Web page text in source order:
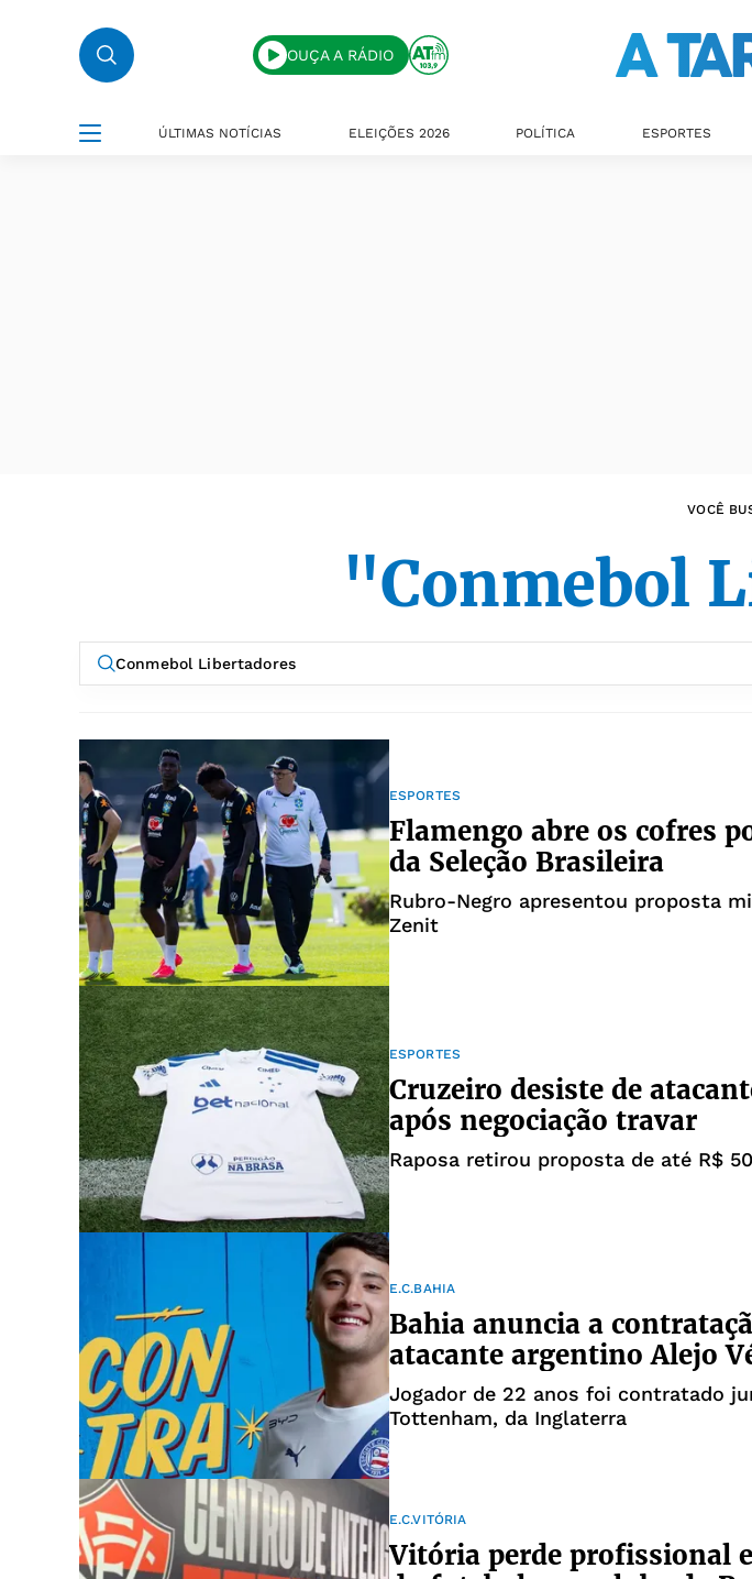
OUÇA A RÁDIO
ÚLTIMAS NOTÍCIAS ELEIÇÕES 2026 POLÍTICA ESPORTES
VOCÊ
"Conmebol
ESPORTES
Flamengo abre os cofres
da Seleção Brasileira
Rubro-Negro apresentou proposta
Zenit
ESPORTES
Cruzeiro desiste de
após negociação travar
Raposa retirou proposta de até R$
E.C.BAHIA
Bahia anuncia a
atacante argentino Alejo
Jogador de 22 anos foi contratado
Tottenham, da Inglaterra
E.C.VITÓRIA
Vitória perde profissional